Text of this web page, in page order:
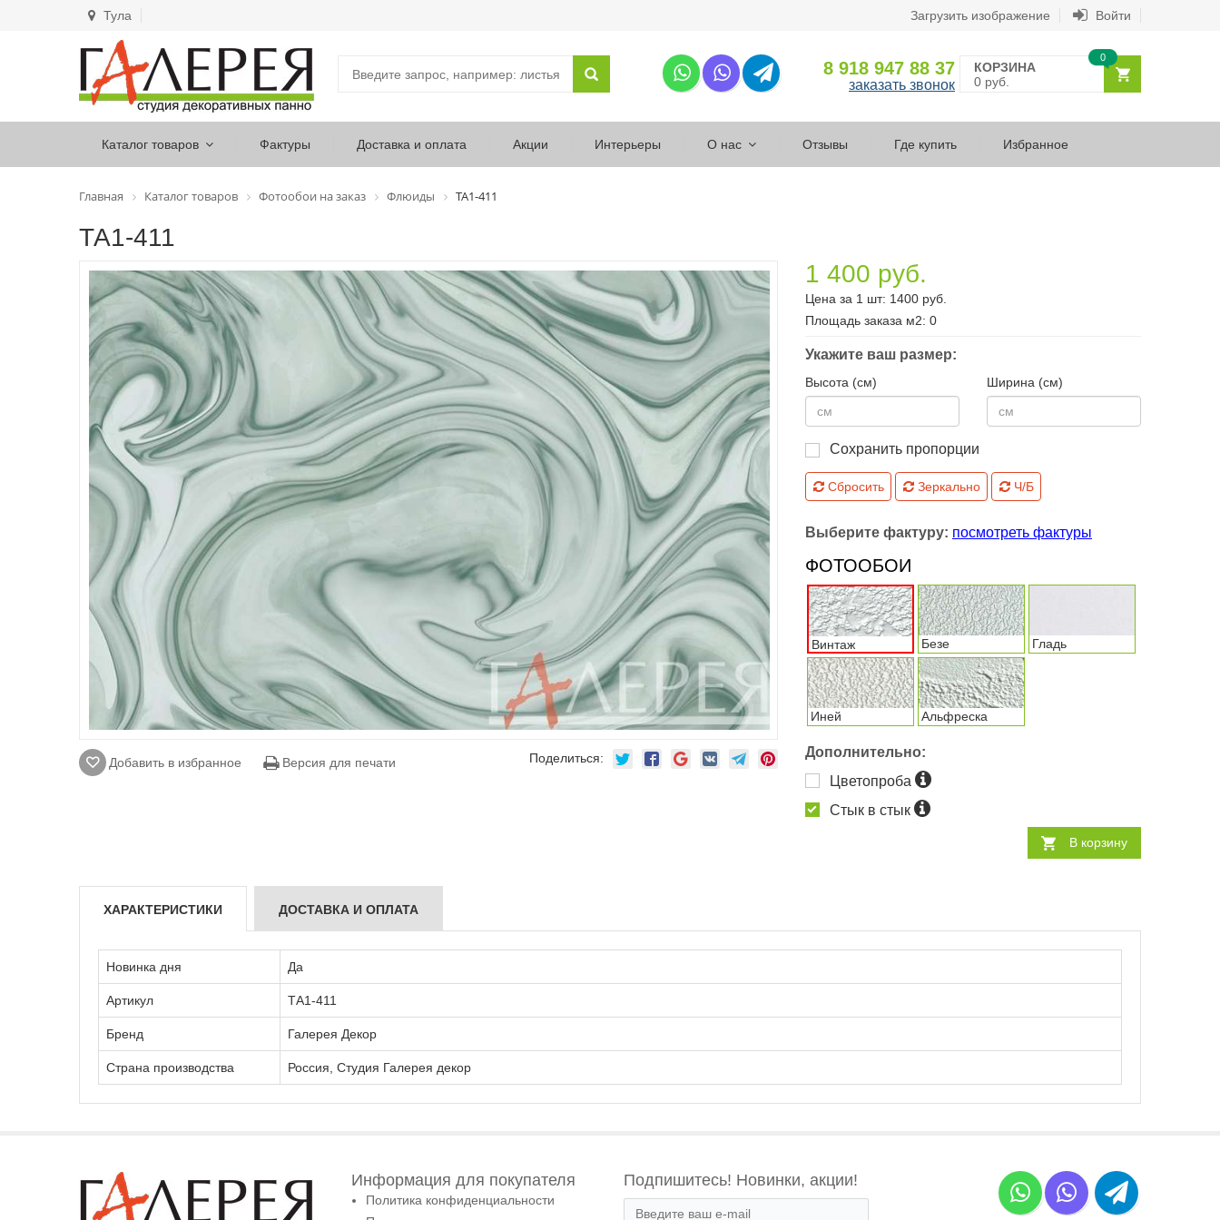
Тула Загрузить изображение Войти
8 918 947 88 37
заказать звонок
КОРЗИНА
0 руб.
0
Каталог товаров Фактуры Доставка и оплата Акции Интерьеры О нас Отзывы Где купить Избранное
Главная Каталог товаров Фотообои на заказ Флюиды ТА1-411
ТА1-411
Добавить в избранное Версия для печати Поделиться:
1 400 руб.
Цена за 1 шт: 1400 руб.
Площадь заказа м2: 0
Укажите ваш размер:
Высота (см) Ширина (см)
Сохранить пропорции
Сбросить Зеркально Ч/Б
Выберите фактуру: посмотреть фактуры
ФОТООБОИ
Винтаж Безе Гладь
Иней Альфреска
Дополнительно:
Цветопроба
Стык в стык
В корзину
ХАРАКТЕРИСТИКИ ДОСТАВКА И ОПЛАТА
Новинка дня Да
Артикул ТА1-411
Бренд Галерея Декор
Страна производства Россия, Студия Галерея декор
Информация для покупателя
Политика конфиденциальности
Подпишитесь! Новинки, акции!